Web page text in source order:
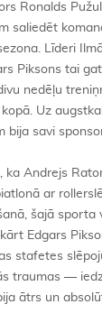
Ronalds
saliedēt
Līderi
Piksons tai
nedēļu
Uz
bija savi
ka Andrejs
ar
šajā sporta
Edgars
stafetes
traumas —
ātrs un